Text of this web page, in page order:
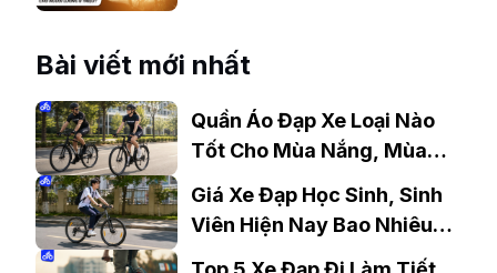
Bài viết mới nhất
Quần Áo Đạp Xe Loại Nào
Tốt Cho Mùa Nắng, Mùa
Giá Xe Đạp Học Sinh, Sinh
Viên Hiện Nay Bao Nhiêu?